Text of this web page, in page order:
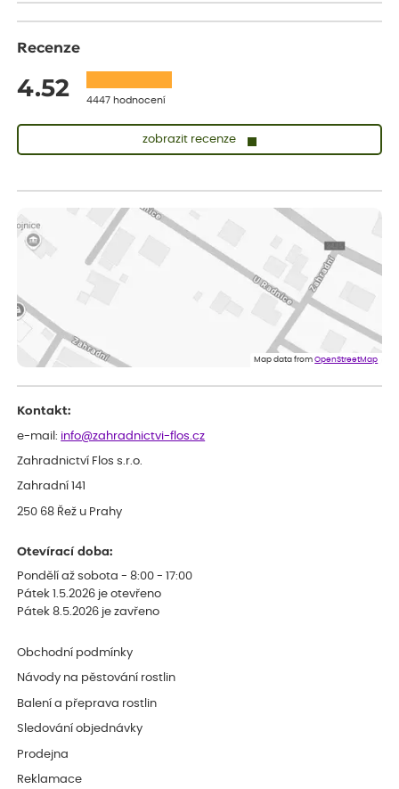
Recenze
4.52 4447 hodnocení
zobrazit recenze
vše v naprostém pořádku
ověřený nákup dnes
Jana
Flos je nejlepší &#129321;
Map data fromOpenStreetMap
Kontakt:
e-mail: info@zahradnictvi-flos.cz
Zahradnictví Flos s.r.o.
Zahradní 141
250 68 Řež u Prahy
Otevírací doba:
Pondělí až sobota - 8:00 - 17:00
Pátek 1.5.2026 je otevřeno
Pátek 8.5.2026 je zavřeno
Obchodní podmínky
Návody na pěstování rostlin
Balení a přeprava rostlin
Sledování objednávky
Prodejna
Reklamace